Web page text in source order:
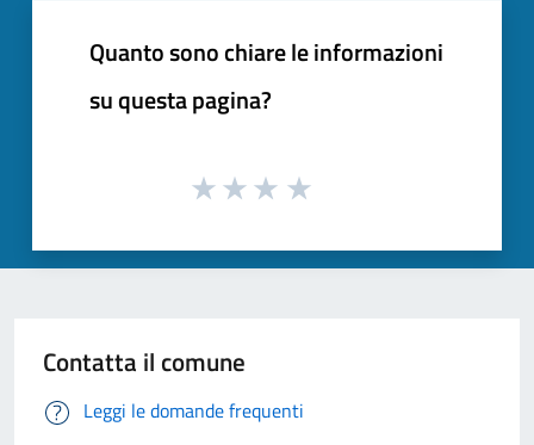
Quanto sono chiare le informazioni
su questa pagina?
Contatta il comune
Leggi le domande frequenti